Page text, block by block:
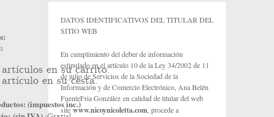
en su carrito.
en su cesta.
(impuestos inc.)
DATOS IDENTIFICATIVOS DEL TITULAR DEL
SITIO WEB
En cumplimiento del deber de información
estipulado en el artículo 10 de la Ley 34/2002 de 11
de julio de Servicios de la Sociedad de la
Información y de Comercio Electrónico, Ana Belén
FuenteFria González en calidad de titular del web
sitewww.nicoynicoletta.com , procede a